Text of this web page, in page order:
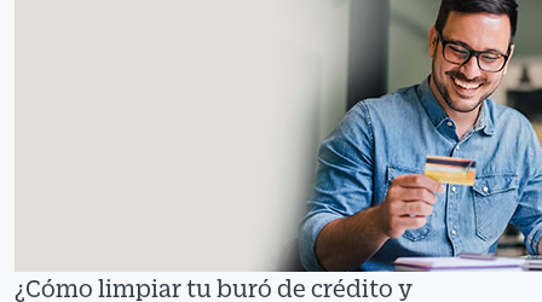
¿Cómo limpiar tu buró de crédito y